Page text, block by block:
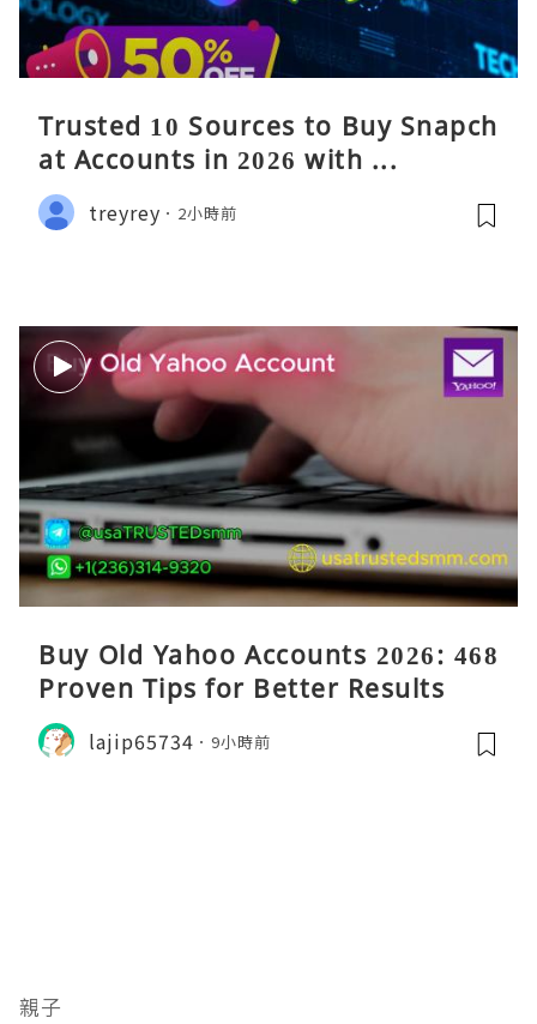
Trusted 10 Sources to Buy Snapch
at Accounts in 2026 with ...
treyrey 2小時前
Buy Old Yahoo Accounts 2026: 468
Proven Tips for Better Results
lajip65734 9小時前
親子